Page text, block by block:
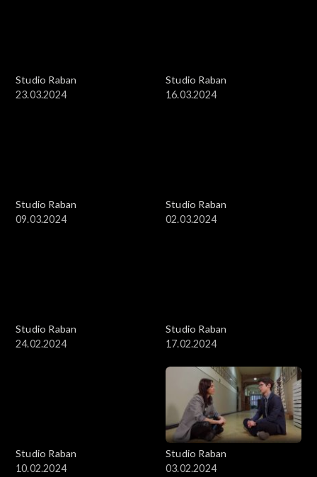
Studio Raban
23.03.2024
Studio Raban
16.03.2024
Studio Raban
09.03.2024
Studio Raban
02.03.2024
Studio Raban
24.02.2024
Studio Raban
17.02.2024
Studio Raban
10.02.2024
Studio Raban
03.02.2024